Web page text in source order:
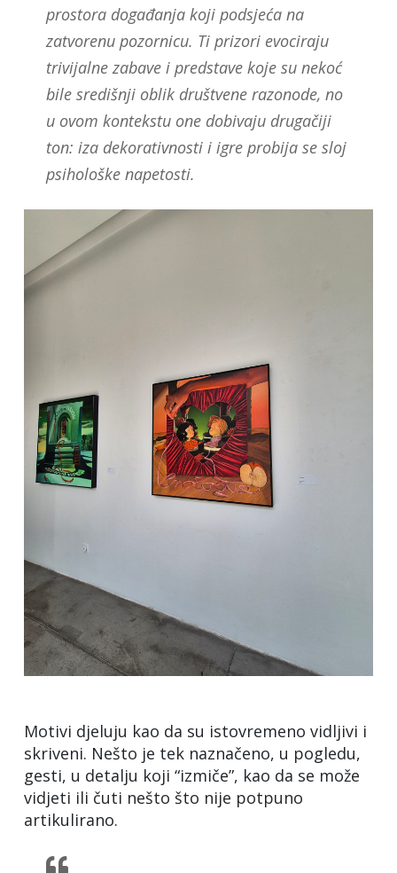
prostora događanja koji podsjeća na
zatvorenu pozornicu. Ti prizori evociraju
trivijalne zabave i predstave koje su nekoć
bile središnji oblik društvene razonode, no
u ovom kontekstu one dobivaju drugačiji
ton: iza dekorativnosti i igre probija se sloj
psihološke napetosti.
Motivi djeluju kao da su istovremeno vidljivi i
skriveni. Nešto je tek naznačeno, u pogledu,
gesti, u detalju koji “izmiče”, kao da se može
vidjeti ili čuti nešto što nije potpuno
artikulirano.